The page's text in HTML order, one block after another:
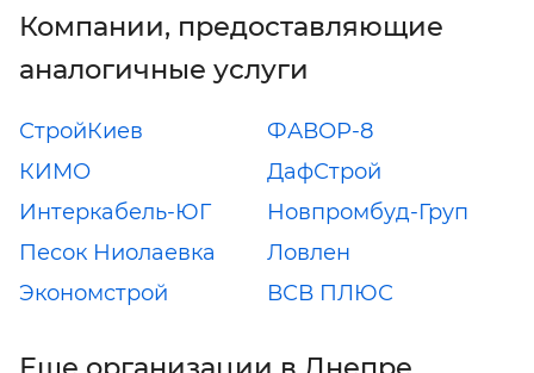
Компании, предоставляющие
аналогичные услуги
СтройКиев
ФАВОР-8
КИМО
ДафСтрой
Интеркабель-ЮГ
Новпромбуд-Груп
Песок Ниолаевка
Ловлен
Экономстрой
ВСВ ПЛЮС